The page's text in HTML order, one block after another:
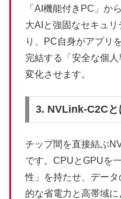
「AI機能付きPC」か
大AIと強固なセキュ
り、PC自身がアプリ
完結する「安全な個
変化させます。
3. NVLink-C2Cと
チップ間を直接結ぶ
です。CPUとGPUを
性」を持たせ、デー
的な省電力と高帯域